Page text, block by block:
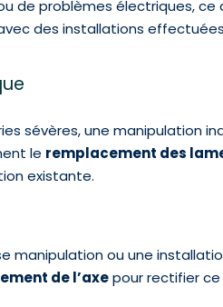
de problèmes électriques,
des installations
sévères, une manipulation
le remplacement des
existante.
manipulation ou une
de l’axepour rectifier